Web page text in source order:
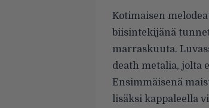
Kotimaisen
biisintekijänä
marraskuuta.
death metalia, jolta
Ensimmäisenä
lisäksi kappaleella